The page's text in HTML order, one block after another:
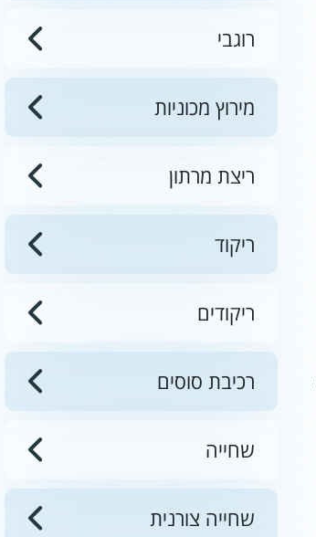
רוגבי
מירוץ מכוניות
ריצת מרתון
ריקוד
ריקודים
רכיבת סוסים
שחייה
שחייה צורנית